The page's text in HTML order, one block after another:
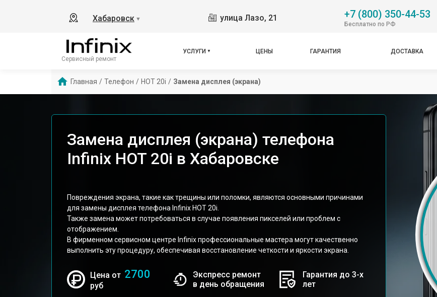
Хабаровск ▼ улица Лазо, 21 +7 (800) 350-44-53
Бесплатно по РФ
Сервисный ремонт
УСЛУГИ ЦЕНЫ ГАРАНТИЯ ДОСТАВКА
Главная / Телефон / HOT 20i / Замена дисплея (экрана)
Замена дисплея (экрана) телефона
Infinix HOT 20i в Хабаровске
Повреждения экрана, такие как трещины или поломки, являются основными причинами
для замены дисплея телефона Infinix HOT 20i.
Также замена может потребоваться в случае появления пикселей или проблем с
отображением.
В фирменном сервисном центре Infinix профессиональные мастера могут качественно
выполнить эту процедуру, обеспечивая восстановление четкости и яркости экрана.
Цена от 2700
руб
Экспресс ремонт
в день обращения
Гарантия до 3-х
лет